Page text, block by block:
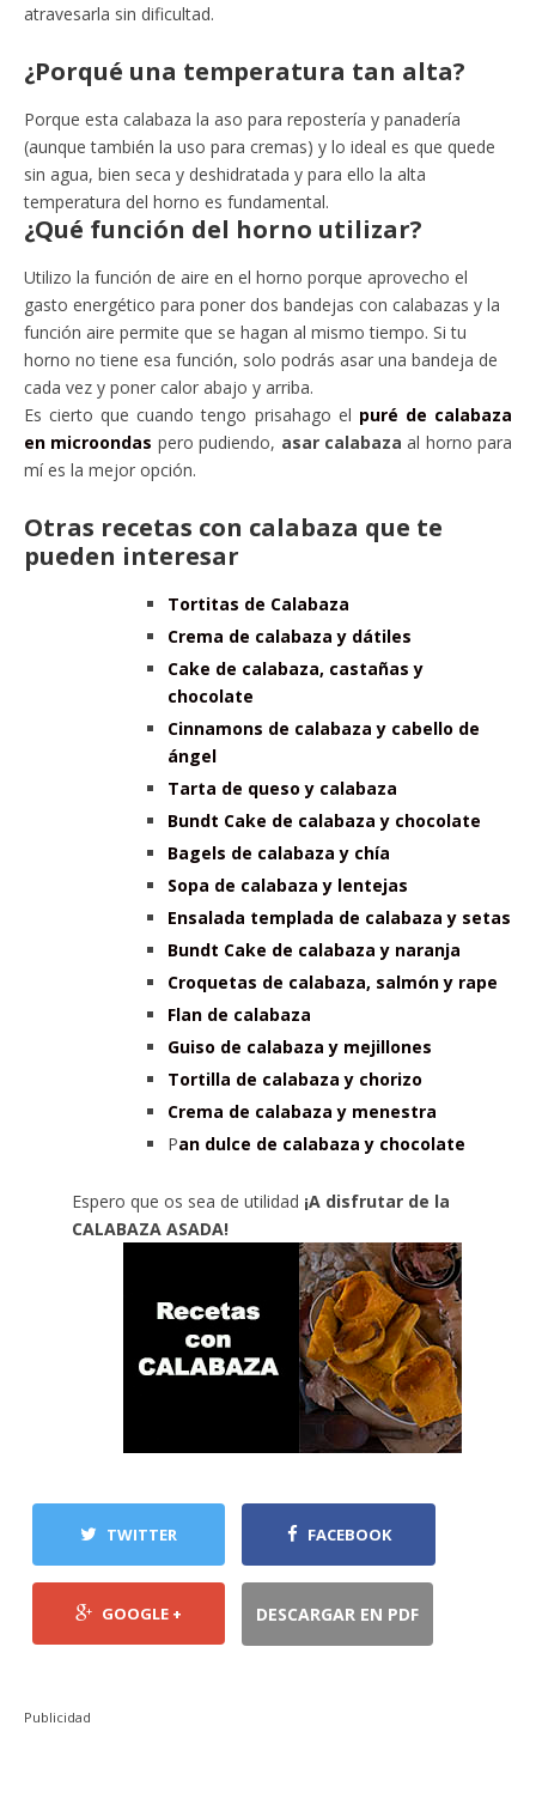
atravesarla sin dificultad.
¿Porqué una temperatura tan alta?
Porque esta calabaza la aso para repostería y panadería
(aunque también la uso para cremas) y lo ideal es que quede
sin agua, bien seca y deshidratada y para ello la alta
temperatura del horno es fundamental.
¿Qué función del horno utilizar?
Utilizo la función de aire en el horno porque aprovecho el
gasto energético para poner dos bandejas con calabazas y la
función aire permite que se hagan al mismo tiempo. Si tu
horno no tiene esa función, solo podrás asar una bandeja de
cada vez y poner calor abajo y arriba.
Es cierto que cuando tengo prisahago el puré de calabaza
en microondas pero pudiendo, asar calabaza al horno para
mí es la mejor opción.
Otras recetas con calabaza que te
pueden interesar
Tortitas de Calabaza
Crema de calabaza y dátiles
Cake de calabaza, castañas y
chocolate
Cinnamons de calabaza y cabello de
ángel
Tarta de queso y calabaza
Bundt Cake de calabaza y chocolate
Bagels de calabaza y chía
Sopa de calabaza y lentejas
Ensalada templada de calabaza y setas
Bundt Cake de calabaza y naranja
Croquetas de calabaza, salmón y rape
Flan de calabaza
Guiso de calabaza y mejillones
Tortilla de calabaza y chorizo
Crema de calabaza y menestra
Pan dulce de calabaza y chocolate
Espero que os sea de utilidad ¡A disfrutar de la
CALABAZA ASADA!
TWITTER FACEBOOK
GOOGLE + DESCARGAR EN PDF
Publicidad